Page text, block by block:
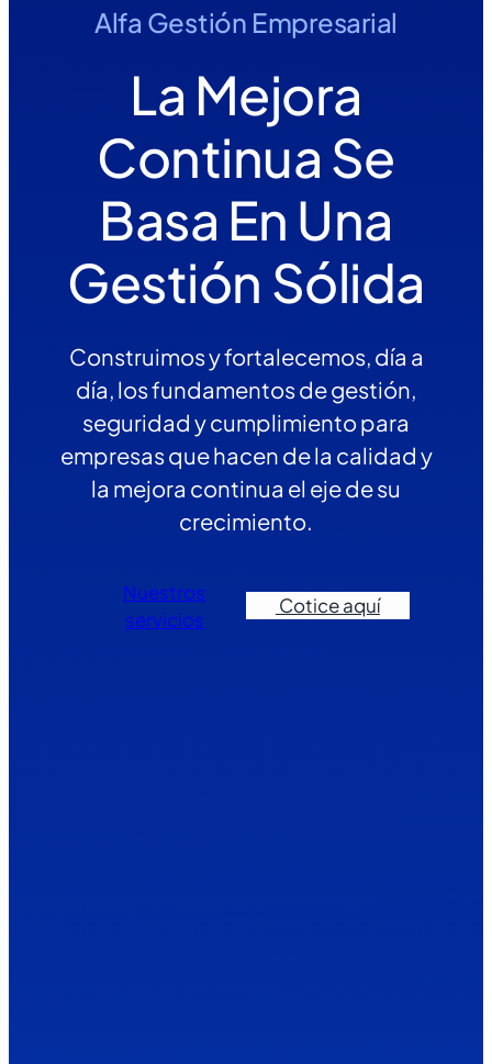
Alfa Gestión Empresarial
La Mejora
Continua Se
Basa En Una
Gestión Sólida
Construimos y fortalecemos, día a
día, los fundamentos de gestión,
seguridad y cumplimiento para
empresas que hacen de la calidad y
la mejora continua el eje de su
crecimiento.
Nuestros
servicios
Cotice aquí